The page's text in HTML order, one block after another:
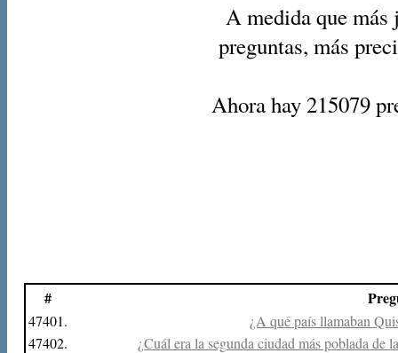
A medida que más
preguntas, más
Ahora hay 215079
#
47401.
¿A qué país llamaban
47402.
¿Cuál era la segunda ciudad más poblada de